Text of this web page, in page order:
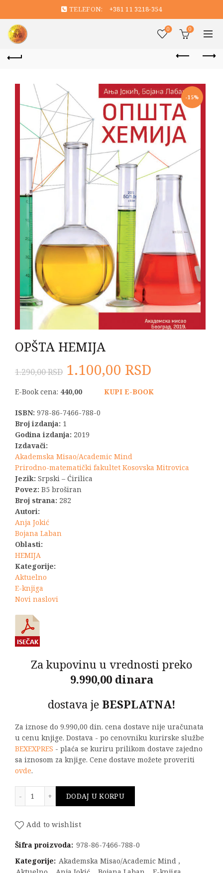
TELEFON: +381 11 3218-354
0 0
-15%
OPŠTA HEMIJA
1.290,00RSD Originalna
cena
je
bila:
1.290,00 RSD.
1.100,00 RSD
cena
E-Book cena: 440,00 KUPI E-BOOK
ISBN: 978-86-7466-788-0
Broj izdanja: 1
Godina izdanja: 2019
Izdavači:
Akademska Misao/Academic Mind
Prirodno-matematički fakultet Kosovska Mitrovica
Jezik: Srpski – Ćirilica
Povez: B5 broširan
Broj strana: 282
Autori:
Anja Jokić
Bojana Laban
Oblasti:
HEMIJA
Kategorije:
Aktuelno
E-knjiga
Novi naslovi
Za kupovinu u vrednosti preko
9.990,00 dinara
dostava je BESPLATNA!
Za iznose do 9.990,00 din. cena dostave nije uračunata
u cenu knjige. Dostava - po cenovniku kurirske službe
BEXEXPRES - plaća se kuriru prilikom dostave zajedno
sa iznosom za knjige. Cene dostave možete proveriti
ovde.
DODAJ U KORPU
Add to wishlist
Šifra proizvoda: 978-86-7466-788-0
Kategorije: Akademska Misao/Academic Mind ,